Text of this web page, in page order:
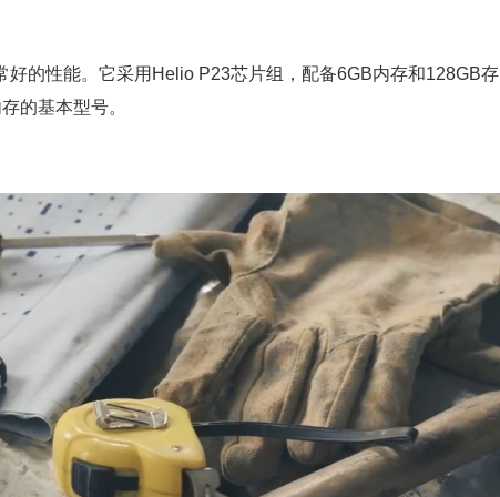
的性能。它采用Helio P23芯片组，配备6GB内存和128GB存
的基本型号。